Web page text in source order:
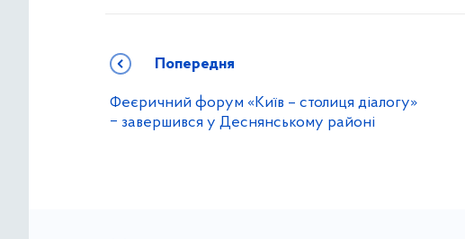
Попередня
Феєричний форум «Київ – столиця діалогу»
‒ завершився у Деснянському районі